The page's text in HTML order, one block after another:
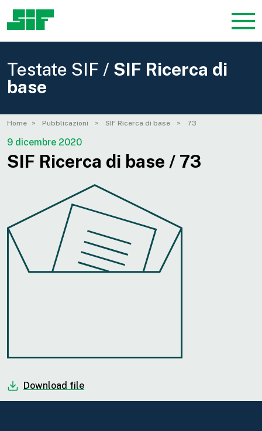
Testate SIF / SIF Ricerca di
base
Home Pubblicazioni SIF Ricerca di base 73
9 dicembre 2020
SIF Ricerca di base / 73
Download file